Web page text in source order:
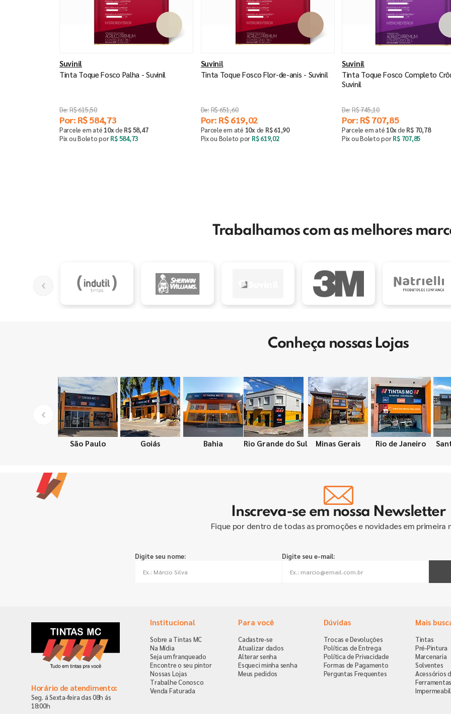
Suvinil
Tinta Toque Fosco Palha - Suvinil
R$615,50
Por: R$584,73
Parcele em até 10xde R$58,47
Pix ou Boleto porR$584,73
Suvinil
Tinta Toque Fosco Flor-de-anis - Suvinil
R$651,60
Por: R$ 619,02
Parcele em até 10xde R$ 61,90
Pix ou Boleto por R$ 619,02
Suvinil
Tinta Toque Fosco Completo
Suvinil
R$745,10
Por: R$707,85
Parcele em até 10xde R$ 70,78
Pix ou Boleto porR$ 707,85
Trabalhamos com as melhores
Conheça nossas Lojas
São Paulo Goiás Bahia Rio Grande do Sul Minas Gerais Rio de Janeiro
Inscreva-se em nossa Newsletter
Fique por dentro de todas as promoções e novidades em primeira
Digite seu nome: Digite seu e-mail:
Horário de atendimento:
Seg. á Sexta-feira das 08h ás
18:00h
Institucional
Sobre a Tintas MC
Na Mídia
Seja um franqueado
Encontre o seu pintor
Nossas Lojas
Trabalhe Conosco
Venda Faturada
Para você
Cadastre-se
Atualizar dados
Alterar senha
Esqueci minha senha
Meus pedidos
Dúvidas
Trocas e Devoluções
Políticas de Entrega
Política de Privacidade
Formas de Pagamento
Perguntas Frequentes
Mais
Tintas
Pré-Pintura
Marcenaria
Solventes
Acessórios
Ferramentas